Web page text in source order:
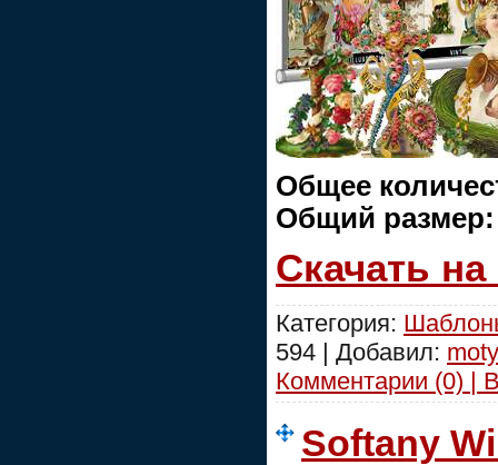
Общее
Общий
Скачать
Категория:
594 | Добавил:
Комментарии (0) |
Softany